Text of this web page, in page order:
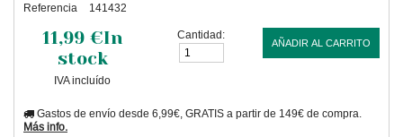
Referencia 141432
11,99 €In
stock
IVA incluído
Cantidad:
AÑADIR AL CARRITO
Gastos de envío desde 6,99€, GRATIS a partir de 149€ de compra.
Más info.